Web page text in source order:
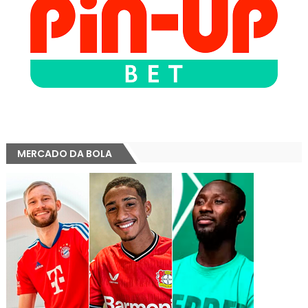
MERCADO DA BOLA